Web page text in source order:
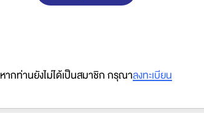
หากท่านยังไม่ได้เป็นสมาชิก กรุณาลงทะเบียน